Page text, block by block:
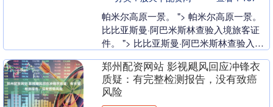
帕米尔高原一景。 "> 帕米尔高原一景。
比比亚斯曼·阿巴米斯林查验入境旅客证
件。 "> 比比亚斯曼·阿巴米斯林查验入境
息....
郑州配资网站 影视飓风回应冲锋衣
质疑：有完整检测报告，没有致癌
风险